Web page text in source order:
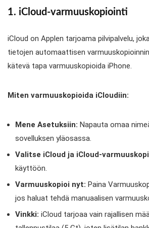
1. iCloud-varmuuskopiointi
iCloud on Applen tarjoama pilvipalvelu,
tietojen automaattisen
kätevä tapa varmuuskopioida iPhone.
Miten varmuuskopioida iCloudiin:
Mene Asetuksiin: Napauta omaa
sovelluksen yläosassa.
Valitse iCloud ja iCloud-
käyttöön.
Varmuuskopioi nyt: Paina
jos haluat tehdä manuaalisen
Vinkki: iCloud tarjoaa vain rajallisen